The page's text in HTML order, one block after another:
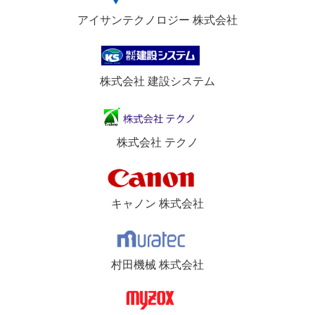
アイサンテクノロジー 株式会社
株式会社 建設システム
株式会社 テクノ
キャノン 株式会社
村田機械 株式会社